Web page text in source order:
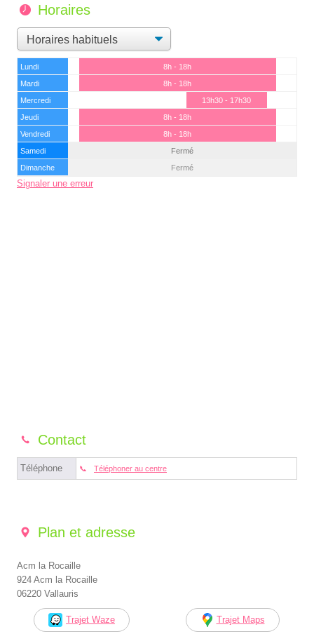
Horaires
Lundi
8h - 18h
Mardi
8h - 18h
Mercredi
13h30 - 17h30
Jeudi
8h - 18h
Vendredi
8h - 18h
Samedi
Fermé
Dimanche
Fermé
Signaler une erreur
Contact
Téléphone Téléphoner au centre
Plan et adresse
Acm la Rocaille
924 Acm la Rocaille
06220 Vallauris
Trajet Waze Trajet Maps